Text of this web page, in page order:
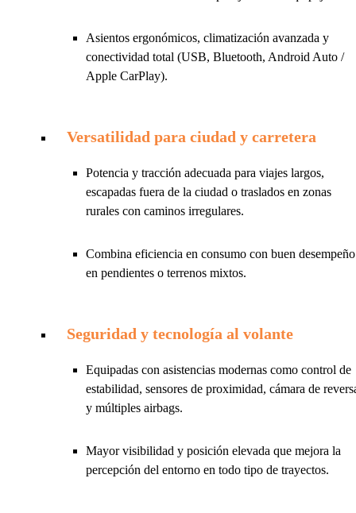
Asientos ergonómicos, climatización avanzada y
conectividad total (USB, Bluetooth, Android Auto /
Apple CarPlay).
Versatilidad para ciudad y carretera
Potencia y tracción adecuada para viajes largos,
escapadas fuera de la ciudad o traslados en zonas
rurales con caminos irregulares.
Combina eficiencia en consumo con buen desempeño
en pendientes o terrenos mixtos.
Seguridad y tecnología al volante
Equipadas con asistencias modernas como control de
estabilidad, sensores de proximidad, cámara de
y múltiples airbags.
Mayor visibilidad y posición elevada que mejora la
percepción del entorno en todo tipo de trayectos.